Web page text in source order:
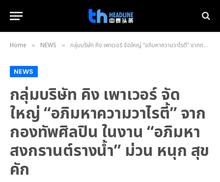
Home » NEWS » กลุ่มบริษัท คิง เพาเวอร์ จัดใหญ่ “อภิมหาความวาไรตี้” จากกองทัพศิลปิน ในงาน “อภิมหาสงกรานต์รางน้ำ” ม่วน หนุก สุข คัก
NEWS
กลุ่มบริษัท คิง เพาเวอร์ จัด
ใหญ่ “อภิมหาความวาไรตี้” จาก
กองทัพศิลปิน ในงาน “อภิมหา
สงกรานต์รางน้ำ” ม่วน หนุก สุข
คัก